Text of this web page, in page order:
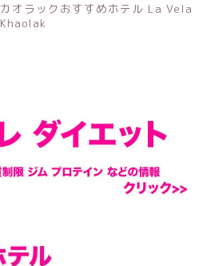
カオラックおすすめホテル La Vela
Khaolak